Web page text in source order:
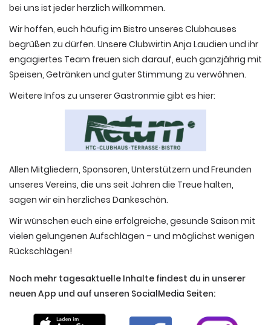
bei uns ist jeder herzlich willkommen.
Wir hoffen, euch häufig im Bistro unseres Clubhauses
begrüßen zu dürfen. Unsere Clubwirtin Anja Laudien und ihr
engagiertes Team freuen sich darauf, euch ganzjährig mit
Speisen, Getränken und guter Stimmung zu verwöhnen.
Weitere Infos zu unserer Gastronmie gibt es hier:
Allen Mitgliedern, Sponsoren, Unterstützern und Freunden
unseres Vereins, die uns seit Jahren die Treue halten,
sagen wir ein herzliches Dankeschön.
Wir wünschen euch eine erfolgreiche, gesunde Saison mit
vielen gelungenen Aufschlägen – und möglichst wenigen
Rückschlägen!
Noch mehr tagesaktuelle Inhalte findest du in unserer
neuen App und auf unseren SocialMedia Seiten: